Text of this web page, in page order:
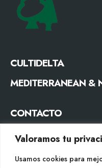
Valoramos tu
Usamos cookies para
CULTIDELTA
MEDITERRANEAN &
CONTACTO